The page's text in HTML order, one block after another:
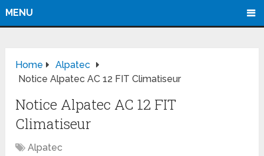
MENU
Home
Alpatec
Notice Alpatec AC 12 FIT Climatiseur
Notice Alpatec AC 12 FIT
Climatiseur
Alpatec